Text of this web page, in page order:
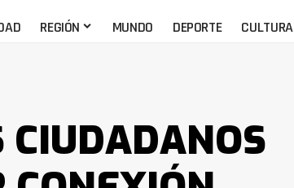
REGIÓN MUNDO DEPORTE CULTURA
CIUDADANOS